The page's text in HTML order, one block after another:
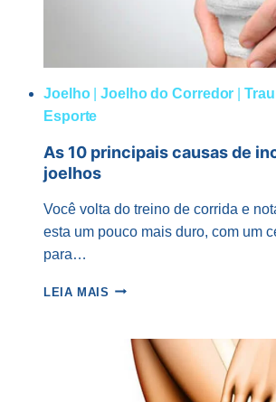
Joelho|Joelho do Corredor |
Esporte
As 10 principais causas de
joelhos
Você volta do treino de corrida e
esta um pouco mais duro, com um
para…
LEIA MAIS AS
CAUSAS
INCHAÇO